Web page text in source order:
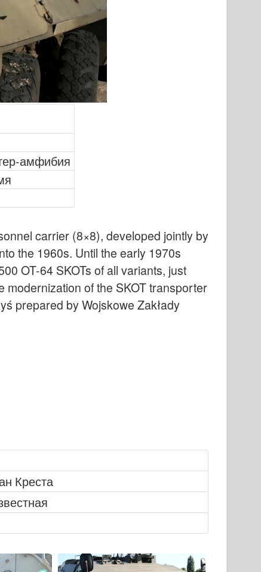
амфибия
carrier (8×8), developed jointly by
the 1960s. Until the early 1970s
OT-64 SKOTs of all variants, just
modernization of the SKOT transporter
prepared by Wojskowe Zakłady
Креста